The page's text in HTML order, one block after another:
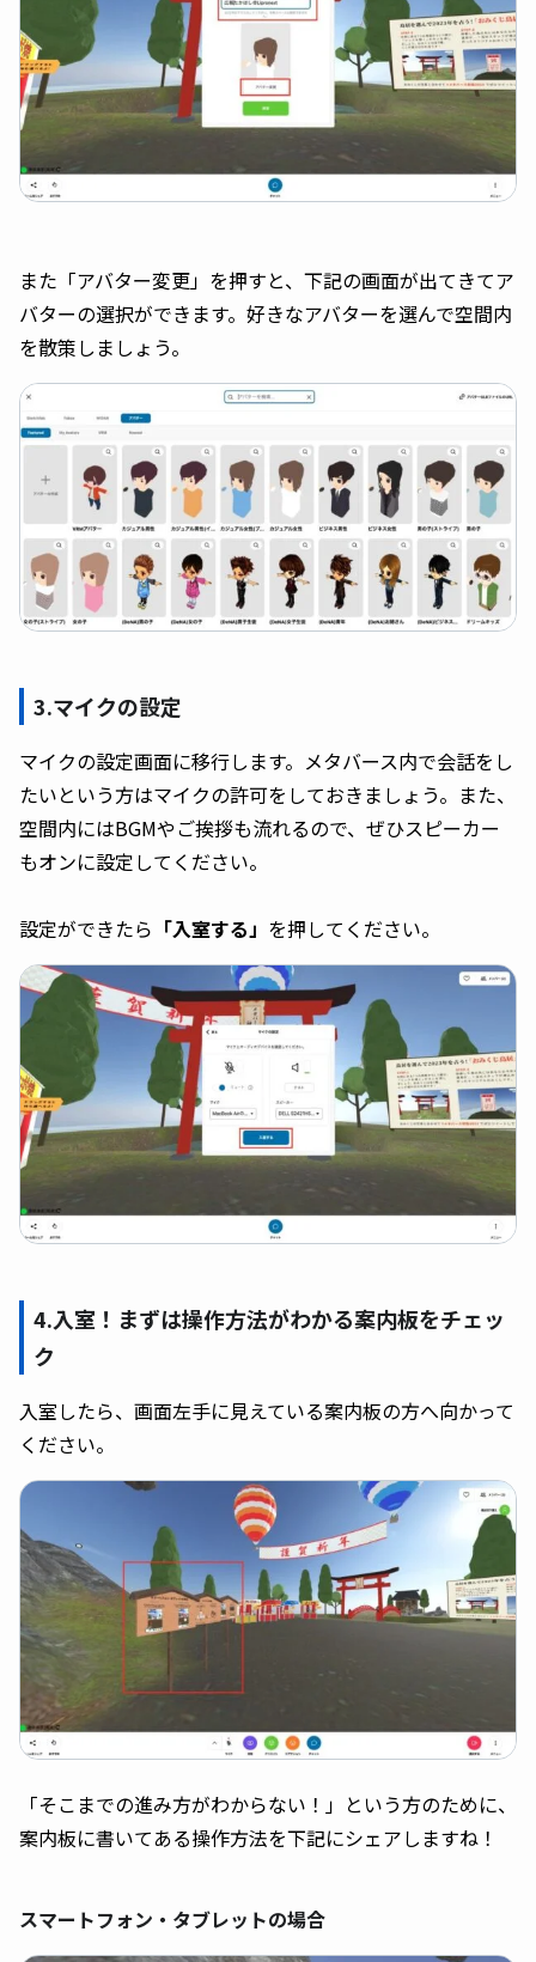
また「アバター変更」を押すと、下記の画面が出てきてア
バターの選択ができます。好きなアバターを選んで空間内
を散策しましょう。
3.マイクの設定
マイクの設定画面に移行します。メタバース内で会話をし
たいという方はマイクの許可をしておきましょう。また、
空間内にはBGMやご挨拶も流れるので、ぜひスピーカー
もオンに設定してください。
設定ができたら 「入室する」 を押してください。
4.入室！まずは操作方法がわかる案内板をチェッ
ク
入室したら、画面左手に見えている案内板の方へ向かって
ください。
「そこまでの進み方がわからない！」という方のために、
案内板に書いてある操作方法を下記にシェアしますね！
スマートフォン・タブレットの場合